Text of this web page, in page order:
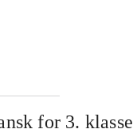
for 3. klasse